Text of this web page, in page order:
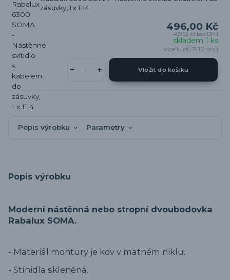
zásuvky, 1 x E14
496,00 Kč
409,92 Kč bez DPH
skladem 1 ks
Více kusů 7-10 dnů
Vložit do košíku
Popis výrobku Parametry
Popis výrobku
Moderní nástěnná nebo stropní dvoubodovka
Rabalux SOMA.
- Materiál montury je kov v matném niklu.
- Stínidla skleněná.